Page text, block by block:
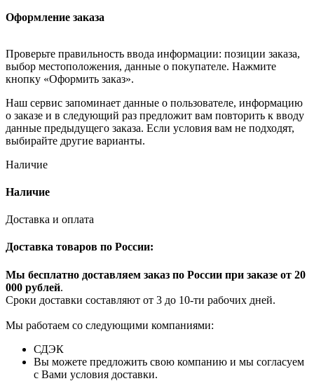
Оформление заказа
Проверьте правильность ввода информации: позиции заказа,
выбор местоположения, данные о покупателе. Нажмите
кнопку «Оформить заказ».
Наш сервис запоминает данные о пользователе, информацию
о заказе и в следующий раз предложит вам повторить к вводу
данные предыдущего заказа. Если условия вам не подходят,
выбирайте другие варианты.
Наличие
Наличие
Доставка и оплата
Доставка товаров по России:
Мы бесплатно доставляем заказ по России при заказе от 20
000 рублей.
Сроки доставки составляют от 3 до 10-ти рабочих дней.
Мы работаем со следующими компаниями:
СДЭК
Вы можете предложить свою компанию и мы согласуем
с Вами условия доставки.